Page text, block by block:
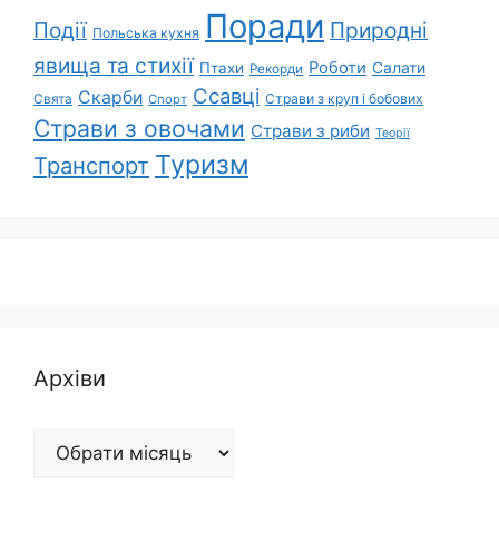
Події Польська кухня Поради Природні
явища та стихії Птахи Рекорди Роботи Салати
Свята Скарби Спорт Ссавці Страви з круп і бобових
Страви з овочами Страви з риби Теорії
Транспорт Туризм
Архіви
Архіви